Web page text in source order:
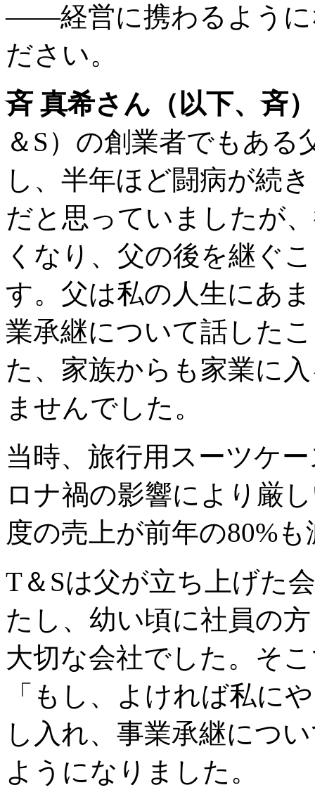
――経営に携わるように
ださい。
斉 真希さん（以下、斉
＆S）の創業者でもある
し、半年ほど闘病が続
だと思っていましたが
くなり、父の後を継ぐ
す。父は私の人生にあ
業承継について話した
た、家族からも家業に
ませんでした。
当時、旅行用スーツケ
ロナ禍の影響により厳
度の売上が前年の80%
T＆Sは父が立ち上げた
たし、幼い頃に社員の
大切な会社でした。そ
「もし、よければ私に
し入れ、事業承継につ
ようになりました。